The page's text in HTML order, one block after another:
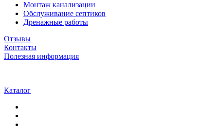
Монтаж канализации
Обслуживание септиков
Дренажные работы
Отзывы
Контакты
Полезная информация
Каталог